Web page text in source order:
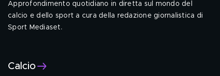
Approfondimento quotidiano in diretta sul mondo del
calcio e dello sport a cura della redazione giornalistica di
Sport Mediaset.
Calcio